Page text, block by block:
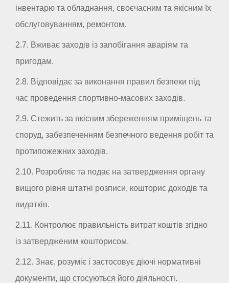
інвентарю та обладнання, своєчасним та якісним їх
обслуговуванням, ремонтом.
2.7. Вживає заходів із запобігання аваріям та
пригодам.
2.8. Відповідає за виконання правил безпеки під
час проведення спортивно-масових заходів.
2.9. Стежить за якісним збереженням приміщень та
споруд, забезпеченням безпечного ведення робіт та
протипожежних заходів.
2.10. Розробляє та подає на затвердження органу
вищого рівня штатні розписи, кошторис доходів та
видатків.
2.11. Контролює правильність витрат коштів згідно
із затвердженим кошторисом.
2.12. Знає, розуміє і застосовує діючі нормативні
документи, що стосуються його діяльності.